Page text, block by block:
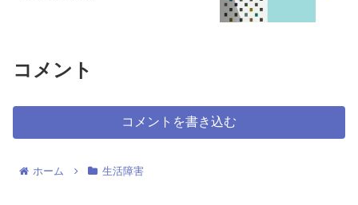
コメント
コメントを書き込む
ホーム 生活障害